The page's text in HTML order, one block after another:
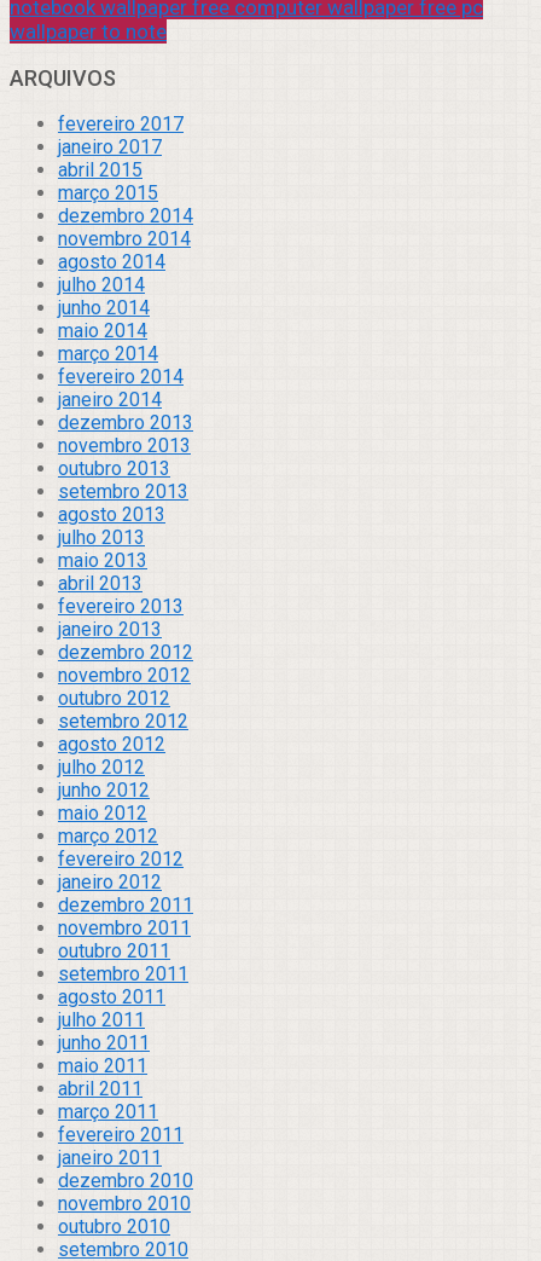
notebook wallpaper free computer wallpaper free pc
wallpaper to note
ARQUIVOS
fevereiro 2017
janeiro 2017
abril 2015
março 2015
dezembro 2014
novembro 2014
agosto 2014
julho 2014
junho 2014
maio 2014
março 2014
fevereiro 2014
janeiro 2014
dezembro 2013
novembro 2013
outubro 2013
setembro 2013
agosto 2013
julho 2013
maio 2013
abril 2013
fevereiro 2013
janeiro 2013
dezembro 2012
novembro 2012
outubro 2012
setembro 2012
agosto 2012
julho 2012
junho 2012
maio 2012
março 2012
fevereiro 2012
janeiro 2012
dezembro 2011
novembro 2011
outubro 2011
setembro 2011
agosto 2011
julho 2011
junho 2011
maio 2011
abril 2011
março 2011
fevereiro 2011
janeiro 2011
dezembro 2010
novembro 2010
outubro 2010
setembro 2010